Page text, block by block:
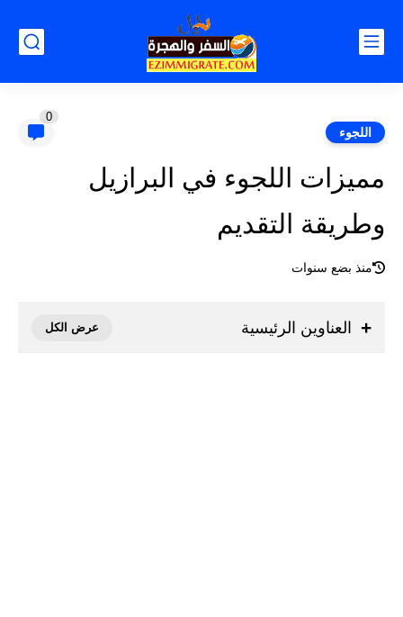
اللجوء
0
مميزات اللجوء في البرازيل
وطريقة التقديم
منذ بضع سنوات
العناوين الرئيسية